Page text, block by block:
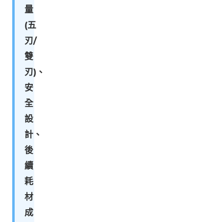
量
(五
刃/
雙
刃)、
安
全
設
計、
後
續
耗
材
成